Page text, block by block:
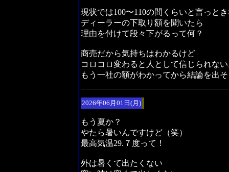
現状では100〜110の間くらいと言っと
ディーラーの下取り額を聞いたら
理由を付けて段々下がるって何？
商売だから気持ちはわかるけど
コロコロ変わると人として信じられな
もう一社の額がわかってから結論を出
2026年06月01日(月)
もう夏か？
やたら暑いんですけど（笑）
最高気温29.７度って！
外は暑くて出たくない